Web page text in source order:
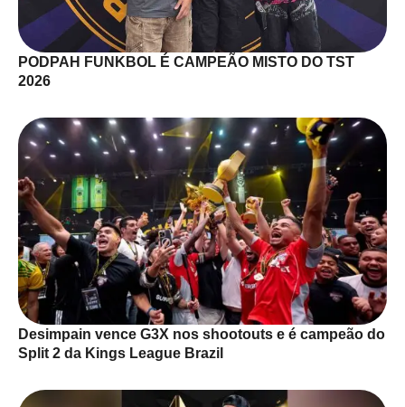
PODPAH FUNKBOL É CAMPEÃO MISTO DO TST
2026
Desimpain vence G3X nos shootouts e é campeão do
Split 2 da Kings League Brazil